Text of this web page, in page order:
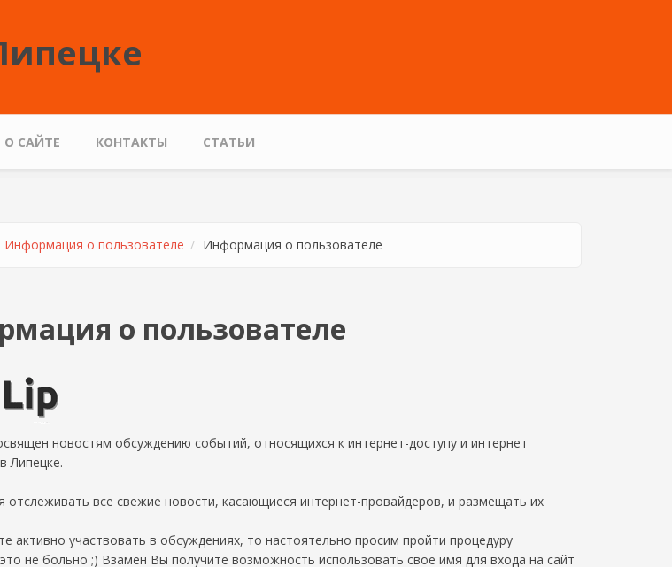
О САЙТЕ КОНТАКТЫ СТАТЬИ
Информация о пользователе Информация о пользователе
о пользователе
новостям обсуждению событий, относящихся к интернет-доступу и интернет
Липецке.
отслеживать все свежие новости, касающиеся интернет-провайдеров, и размещать их
активно участвовать в обсуждениях, то настоятельно просим пройти процедуру
не больно ;) Взамен Вы получите возможность использовать свое имя для входа на сайт